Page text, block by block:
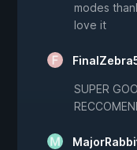
modes
love it
SUPER